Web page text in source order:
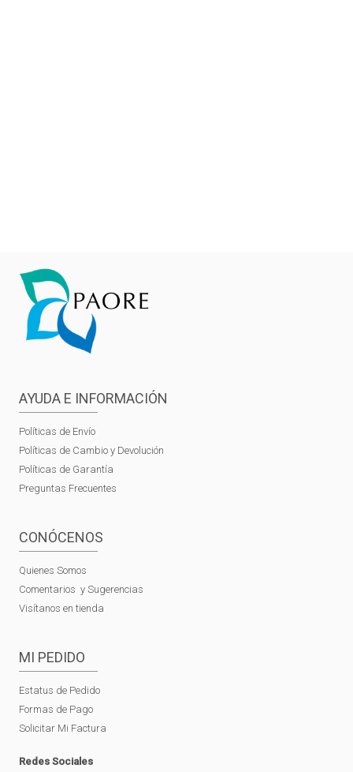
AYUDA E INFORMACIÓN
Políticas de Envío
Políticas de Cambio y Devolución
Políticas de Garantía
Preguntas Frecuentes
CONÓCENOS
Quienes Somos
Comentarios y Sugerencias
Visítanos en tienda
MI PEDIDO
Estatus de Pedido
Formas de Pago
Solicitar Mi Factura
Redes Sociales